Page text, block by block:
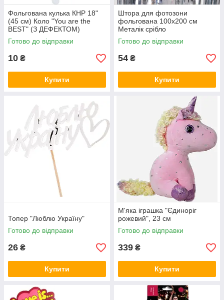
Фольгована кулька КНР 18"
(45 см) Коло "You are the
BEST" (З ДЕФЕКТОМ)
Готово до відправки
10 ₴
Купити
Штора для фотозони
фольгована 100х200 см
Металік срібло
Готово до відправки
54 ₴
Купити
Топер "Люблю Україну"
Готово до відправки
26 ₴
Купити
М'яка іграшка "Єдиноріг
рожевий", 23 см
Готово до відправки
339 ₴
Купити